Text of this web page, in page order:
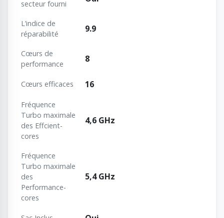
secteur fourni
L’indice de
réparabilité
9.9
Cœurs de
performance
8
Cœurs efficaces 16
Fréquence
Turbo maximale
des Effcient-
cores
4,6 GHz
Fréquence
Turbo maximale
des
Performance-
cores
5,4 GHz